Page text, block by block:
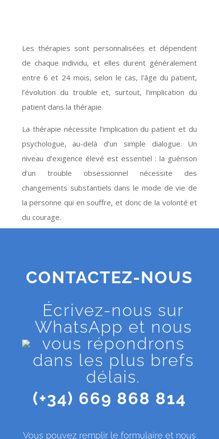
Les thérapies sont personnalisées et dépendent
de chaque individu, et elles durent généralement
entre 6 et 24 mois, selon le cas, l’âge du patient,
l’évolution du trouble et, surtout, l’implication du
patient dans la thérapie.
La thérapie nécessite l’implication du patient et du
psychologue, au-delà d’un simple dialogue. Un
niveau d’exigence élevé est essentiel : la guérison
d’un trouble obsessionnel nécessite des
changements substantiels dans le mode de vie de
la personne qui en souffre, et donc de la volonté et
du courage.
CONTACTEZ-NOUS
Écrivez-nous sur
WhatsApp et nous
vous répondrons
dans les plus brefs
délais.
(+34) 669 868 814
Vous pouvez remplir le formulaire et nous